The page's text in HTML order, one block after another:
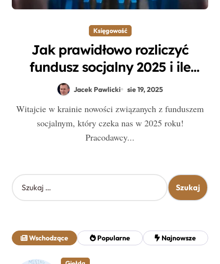
Księgowość
Jak prawidłowo rozliczyć
fundusz socjalny 2025 i ile
wynosi?
Jacek Pawlicki sie 19, 2025
Witajcie w krainie nowości związanych z funduszem
socjalnym, który czeka nas w 2025 roku!
Pracodawcy...
S
z
j
:
Wschodzące Popularne Najnowsze